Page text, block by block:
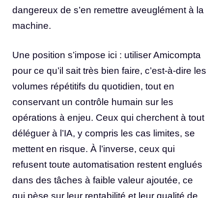
dangereux de s’en remettre aveuglément à la
machine.
Une position s’impose ici : utiliser Amicompta
pour ce qu’il sait très bien faire, c’est-à-dire les
volumes répétitifs du quotidien, tout en
conservant un contrôle humain sur les
opérations à enjeu. Ceux qui cherchent à tout
déléguer à l’IA, y compris les cas limites, se
mettent en risque. À l’inverse, ceux qui
refusent toute automatisation restent englués
dans des tâches à faible valeur ajoutée, ce